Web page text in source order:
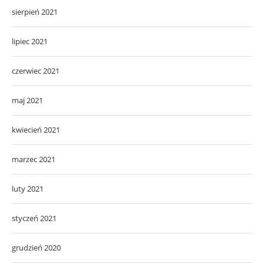
sierpień 2021
lipiec 2021
czerwiec 2021
maj 2021
kwiecień 2021
marzec 2021
luty 2021
styczeń 2021
grudzień 2020